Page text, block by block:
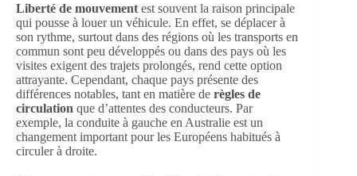
Liberté de mouvement est souvent la raison principale
qui pousse à louer un véhicule. En effet, se déplacer à
son rythme, surtout dans des régions où les transports en
commun sont peu développés ou dans des pays où les
visites exigent des trajets prolongés, rend cette option
attrayante. Cependant, chaque pays présente des
différences notables, tant en matière de règles de
circulation que d’attentes des conducteurs. Par
exemple, la conduite à gauche en Australie est un
changement important pour les Européens habitués à
circuler à droite.